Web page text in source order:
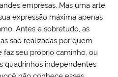
empresas. Mas uma arte
expressão máxima apenas
Antes e sobretudo, as
são realizadas por quem
seu próprio caminho, ou
quadrinhos independentes